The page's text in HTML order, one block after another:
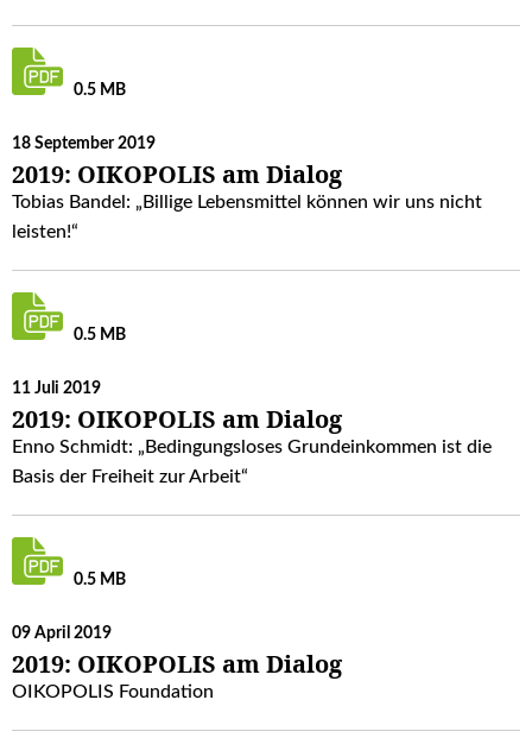
0.5 MB
18 September 2019
2019: OIKOPOLIS am Dialog
Tobias Bandel: „Billige Lebensmittel können wir uns nicht
leisten!“
0.5 MB
11 Juli 2019
2019: OIKOPOLIS am Dialog
Enno Schmidt: „Bedingungsloses Grundeinkommen ist die
Basis der Freiheit zur Arbeit“
0.5 MB
09 April 2019
2019: OIKOPOLIS am Dialog
OIKOPOLIS Foundation